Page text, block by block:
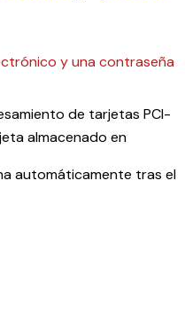
y una contraseña
de tarjetas PCI-
almacenado en
automáticamente tras el